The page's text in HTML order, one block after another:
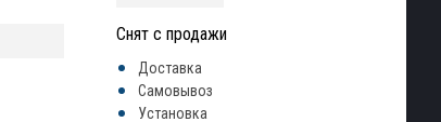
Снят с продажи
Доставка
Самовывоз
Установка